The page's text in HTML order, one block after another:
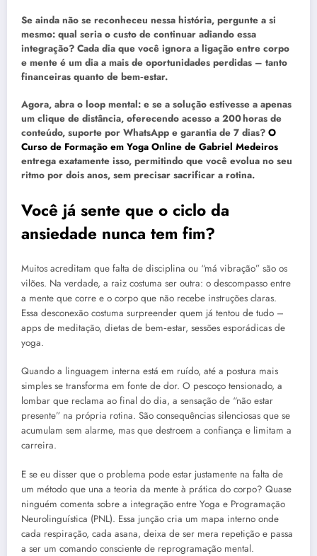
Se ainda não se reconheceu nessa história, pergunte a si
mesmo: qual seria o custo de continuar adiando essa
integração? Cada dia que você ignora a ligação entre corpo
e mente é um dia a mais de oportunidades perdidas – tanto
financeiras quanto de bem‑estar.
Agora, abra o loop mental: e se a solução estivesse a apenas
um clique de distância, oferecendo acesso a 200 horas de
conteúdo, suporte por WhatsApp e garantia de 7 dias? O
Curso de Formação em Yoga Online de Gabriel Medeiros
entrega exatamente isso, permitindo que você evolua no seu
ritmo por dois anos, sem precisar sacrificar a rotina.
Você já sente que o ciclo da
ansiedade nunca tem fim?
Muitos acreditam que falta de disciplina ou “má vibração” são os
vilões. Na verdade, a raiz costuma ser outra: o descompasso entre
a mente que corre e o corpo que não recebe instruções claras.
Essa desconexão costuma surpreender quem já tentou de tudo –
apps de meditação, dietas de bem‑estar, sessões esporádicas de
yoga.
Quando a linguagem interna está em ruído, até a postura mais
simples se transforma em fonte de dor. O pescoço tensionado, a
lombar que reclama ao final do dia, a sensação de “não estar
presente” na própria rotina. São consequências silenciosas que se
acumulam sem alarme, mas que destroem a confiança e limitam a
carreira.
E se eu disser que o problema pode estar justamente na falta de
um método que una a teoria da mente à prática do corpo? Quase
ninguém comenta sobre a integração entre Yoga e Programação
Neurolinguística (PNL). Essa junção cria um mapa interno onde
cada respiração, cada asana, deixa de ser mera repetição e passa
a ser um comando consciente de reprogramação mental.